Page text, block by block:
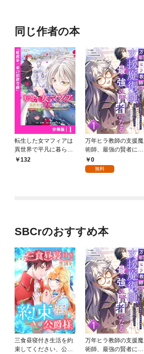
同じ作者の本
転生した女マフィアは
異世界で平凡に暮らし
たい～暗殺者一家の伯
132
万年ヒラ教師の支援魔
術師、最強の賢者にな
る～不人気の支援魔術
師は給料泥棒だと魔術
0
無料
SBCrのおすすめ本
三食昼寝付き生活を約
束してください、公爵
万年ヒラ教師の支援魔
術師、最強の賢者にな